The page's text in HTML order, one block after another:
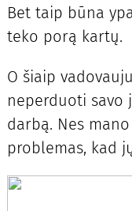
Bet taip būna
teko porą kartų.
O šiaip
neperduoti savo
darbą. Nes
problemas, kad